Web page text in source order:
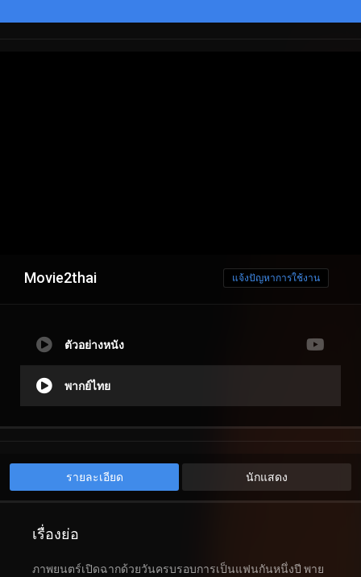
Movie2thai แจ้งปัญหาการใช้งาน
ตัวอย่างหนัง
พากย์ไทย
รายละเอียด นักแสดง
เรื่องย่อ
ภาพยนตร์เปิดฉากด้วยวันครบรอบการเป็นแฟนกันหนึ่งปี พาย